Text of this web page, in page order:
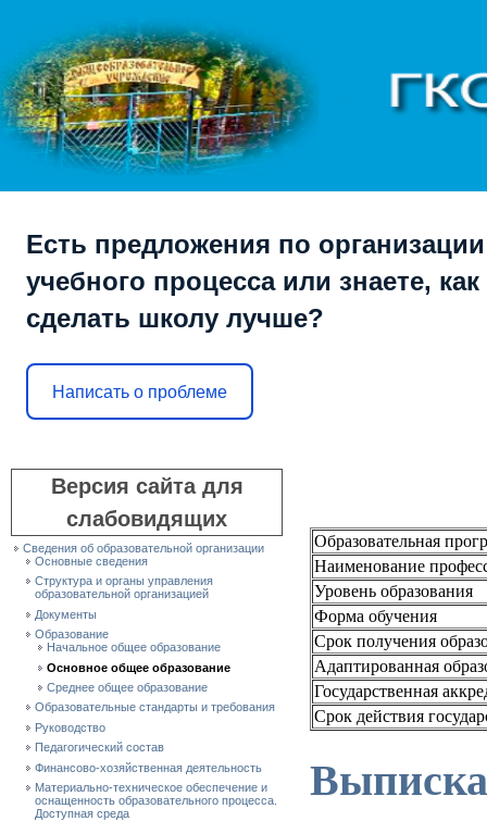
Есть предложения по организации
учебного процесса или знаете, как
сделать школу лучше?
Написать о проблеме
Версия сайта для
слабовидящих
Сведения об образовательной организации
Основные сведения
Структура и органы управления
образовательной организацией
Документы
Образование
Начальное общее образование
Основное общее образование
Среднее общее образование
Образовательные стандарты и требования
Руководство
Педагогический состав
Финансово-хозяйственная деятельность
Материально-техническое обеспечение и
оснащенность образовательного процесса.
Доступная среда
Образовательная
Наименование
Уровень образования
Форма обучения
Срок получения
Адаптированная
Государственная
Срок действия
Выписка